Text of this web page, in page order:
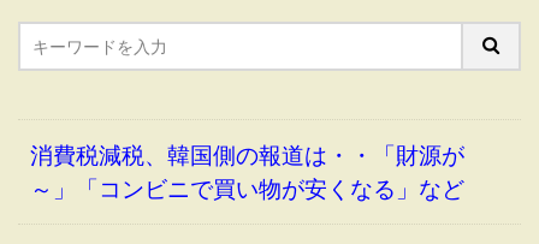
消費税減税、韓国側の報道は・・「財源が
～」「コンビニで買い物が安くなる」など